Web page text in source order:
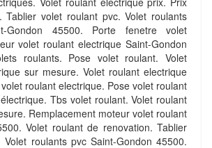
Tablier volet roulant pvc. Volet roulants
Gondon 45500. Porte fenetre volet
volet roulant electrique Saint-Gondon
roulants. Pose volet roulant. Volet
sur mesure. Volet roulant electrique
roulant electrique. Pose volet roulant
Tbs volet roulant. Volet roulant
Remplacement moteur volet roulant
Volet roulant de renovation. Tablier
roulants pvc Saint-Gondon 45500.